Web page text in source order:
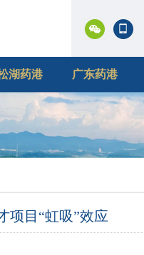
湖药港 广东药港
项目“虹吸”效应